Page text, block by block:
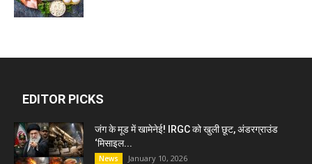
EDITOR PICKS
जंग के मूड में खामेनेई! IRGC को खुली छूट, अंडरग्राउंड
‘मिसाइल...
News January 10, 2026